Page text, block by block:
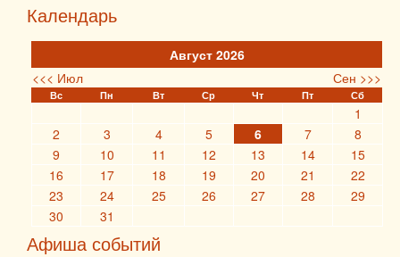
Календарь
Август 2026
<<< Июл
Сен >>>
Вс Пн Вт Ср Чт Пт Сб
1
2
3 4 5 6 7
8
9
10 11 12 13 14
15
16
17 18 19 20 21
22
23
24 25 26 27 28
29
30
31
Афиша событий